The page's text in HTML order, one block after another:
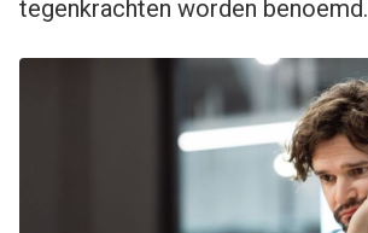
tegenkrachten worden benoemd.